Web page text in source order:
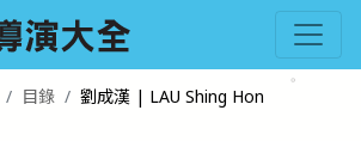
目錄 劉成漢 | LAU Shing Hon